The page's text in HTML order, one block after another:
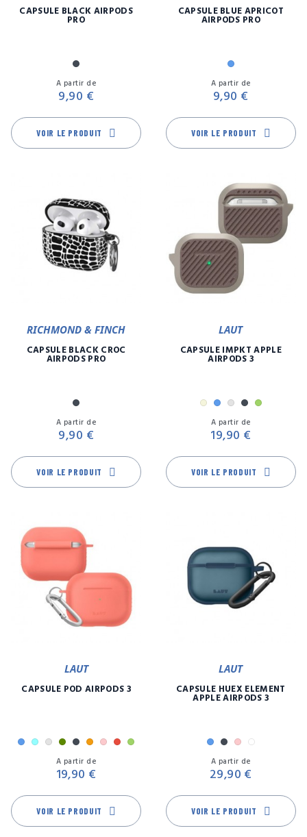
CAPSULE BLACK AIRPODS
PRO
Noir
A partir de
9,90 €
VOIR LE PRODUIT
CAPSULE BLUE APRICOT
AIRPODS PRO
Bleu
A partir de
9,90 €
VOIR LE PRODUIT
RICHMOND & FINCH
CAPSULE BLACK CROC
AIRPODS PRO
Noir
A partir de
9,90 €
VOIR LE PRODUIT
LAUT
CAPSULE IMPKT APPLE
AIRPODS 3
Beige
BleuGrisNoirVert
A partir de
19,90 €
VOIR LE PRODUIT
LAUT
CAPSULE POD AIRPODS 3
BleuBleuGrisKakiNoirOrange
RoseRouge
Vert
A partir de
19,90 €
VOIR LE PRODUIT
LAUT
CAPSULE HUEX ELEMENT
APPLE AIRPODS 3
BleuNoirRose
A partir de
29,90 €
VOIR LE PRODUIT